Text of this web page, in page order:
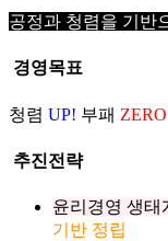
공정과 청렴을 기반
경영목표
청렴 UP! 부패
추진전략
윤리경영 생태
기반 정립